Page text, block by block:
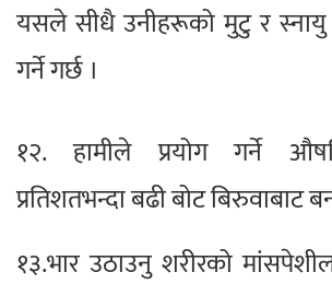
यसले सीधै उनीहरूको मुटु र स्नायु
गर्ने गर्छ ।
१२. हामीले प्रयोग गर्ने
प्रतिशतभन्दा बढी बोट बिरुवाबाट
१३.भार उठाउनु शरीरको